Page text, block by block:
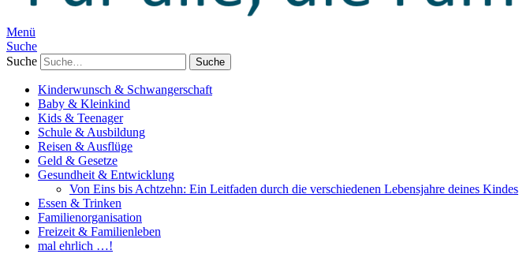
Menü
Suche
Suche
Kinderwunsch & Schwangerschaft
Baby & Kleinkind
Kids & Teenager
Schule & Ausbildung
Reisen & Ausflüge
Geld & Gesetze
Gesundheit & Entwicklung
Von Eins bis Achtzehn: Ein Leitfaden durch die verschiedenen Lebensjahre deines Kindes
Essen & Trinken
Familienorganisation
Freizeit & Familienleben
mal ehrlich …!